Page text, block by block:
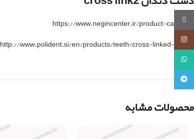
https://www.negincenter.ir/product-category
http://www.polident.si/en/products/teeth/cross-linked-2-ang
محصولات مشابه
روبیکا
اینستاگرام
تلگرام